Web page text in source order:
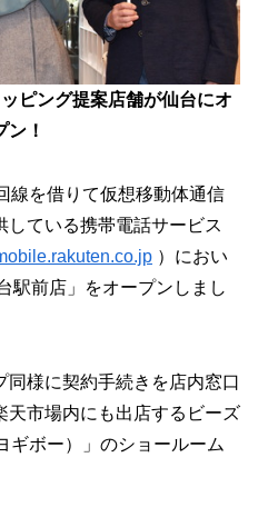
ピング提案店舗が仙台にオ
ン！
線を借りて仮想移動体通信
ている携帯電話サービス
）におい
駅前店」をオープンしまし
様に契約手続きを店内窓口
天市場内にも出店するビーズ
ギボー）」のショールーム